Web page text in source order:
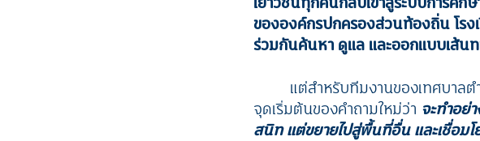
ขององค์กรปกครองส่วนท้องถิ่น โรง
ร่วมกันค้นหา ดูแล และออกแบบเส้นท
แต่สำหรับทีมงานของเทศบาล
จุดเริ่มต้นของคำถามใหม่ว่า จะทำอย่
สนิท แต่ขยายไปสู่พื้นที่อื่น และเชื่อม